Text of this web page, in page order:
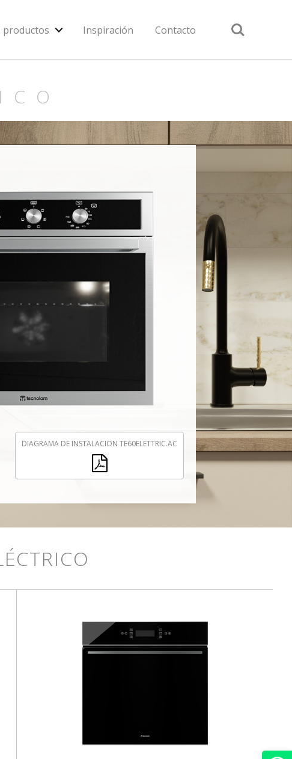
productos Inspiración Contacto Search
DIAGRAMA DE INSTALACION TE60ELETTRIC.AC